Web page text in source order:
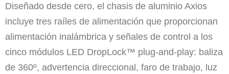
Diseñado desde cero, el chasis de aluminio Axios
incluye tres raíles de alimentación que proporcionan
alimentación inalámbrica y señales de control a los
cinco módulos LED DropLock™ plug-and-play: baliza
de 360º, advertencia direccional, faro de trabajo, luz